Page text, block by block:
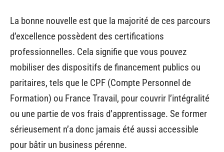
La bonne nouvelle est que la majorité de ces parcours
d’excellence possèdent des certifications
professionnelles. Cela signifie que vous pouvez
mobiliser des dispositifs de financement publics ou
paritaires, tels que le CPF (Compte Personnel de
Formation) ou France Travail, pour couvrir l’intégralité
ou une partie de vos frais d’apprentissage. Se former
sérieusement n’a donc jamais été aussi accessible
pour bâtir un business pérenne.